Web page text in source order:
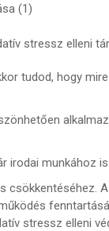
(1)
stressz elleni
tudod, hogy
irodai munkához
stressz elleni